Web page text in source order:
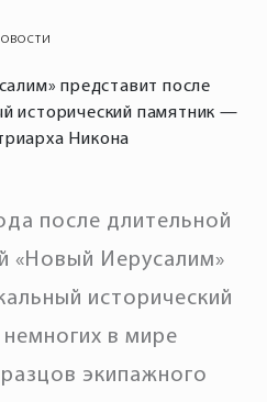
представит после
исторический памятник —
Никона
после длительной
«Новый Иерусалим»
исторический
в мире
экипажного